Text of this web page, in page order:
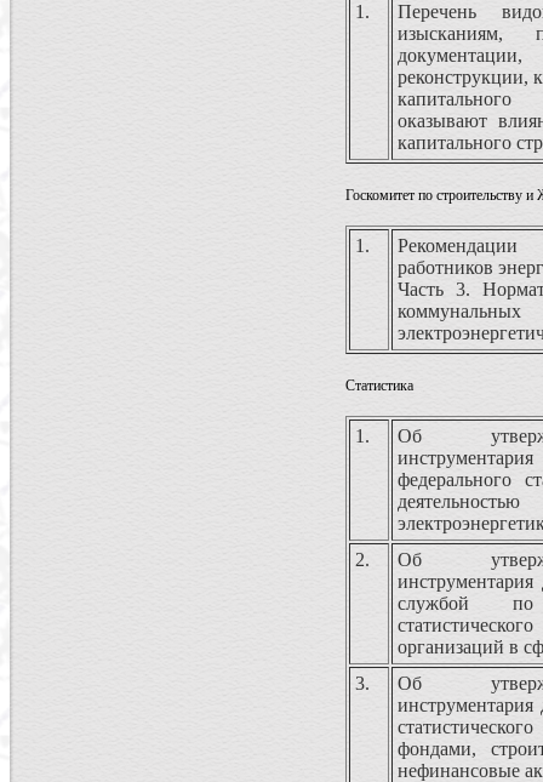
1.
Перечень
изысканиям,
реконструкции,
оказывают
капитального
Госкомитет по строительству
1.
работников
Часть 3.
коммунальных
Статистика
1.
Об
федерального
2.
Об
службой по
организаций в
3.
Об
инструментария
фондами,
нефинансовые